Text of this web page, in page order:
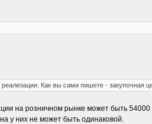
Как вы сами пишете - закупочная
на розничном рынке может быть
у них не может быть одинаковой.